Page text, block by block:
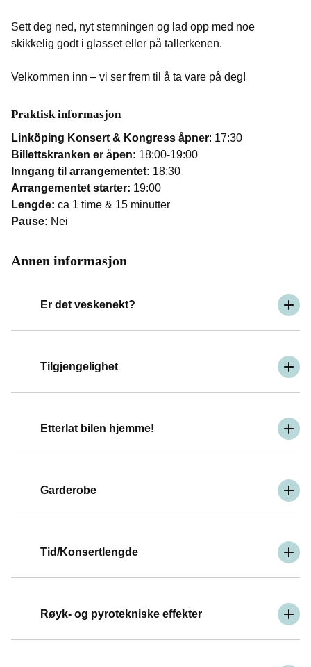
Sett deg ned, nyt stemningen og lad opp med noe
skikkelig godt i glasset eller på tallerkenen.
Velkommen inn – vi ser frem til å ta vare på deg!
Praktisk informasjon
Linköping Konsert & Kongress åpner: 17:30
Billettskranken er åpen: 18:00-19:00
Inngang til arrangementet: 18:30
Arrangementet starter: 19:00
Lengde: ca 1 time & 15 minutter
Pause: Nei
Annen informasjon
Er det veskenekt?
Tilgjengelighet
Etterlat bilen hjemme!
Garderobe
Tid/Konsertlengde
Røyk- og pyrotekniske effekter